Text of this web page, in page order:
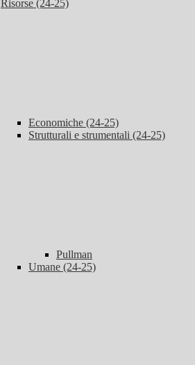
Risorse (24-25)
Economiche (24-25)
Strutturali e strumentali (24-25)
Pullman
Umane (24-25)